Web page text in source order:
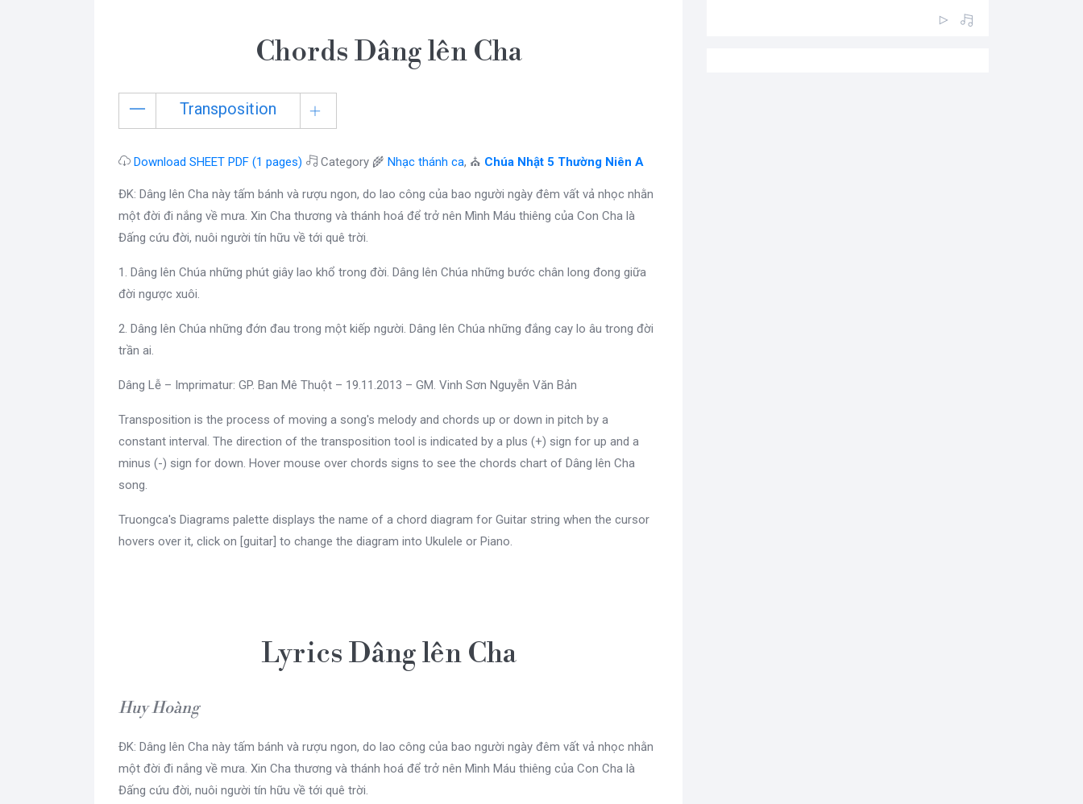
Chords Dâng lên Cha
Transposition
Download SHEET PDF (1 pages) Category 🌾 Nhạc thánh ca, ⛪ Chúa Nhật 5 Thường Niên A
ĐK: Dâng lên Cha này tấm bánh và rượu ngon, do lao công của bao người ngày đêm vất vả nhọc nhằn
một đời đi nắng về mưa. Xin Cha thương và thánh hoá để trở nên Mình Máu thiêng của Con Cha là
Đấng cứu đời, nuôi người tín hữu về tới quê trời.
1. Dâng lên Chúa những phút giây lao khổ trong đời. Dâng lên Chúa những bước chân long đong giữa
đời ngược xuôi.
2. Dâng lên Chúa những đớn đau trong một kiếp người. Dâng lên Chúa những đắng cay lo âu trong đời
trần ai.
Dâng Lễ – Imprimatur: GP. Ban Mê Thuột – 19.11.2013 – GM. Vinh Sơn Nguyễn Văn Bản
Transposition is the process of moving a song's melody and chords up or down in pitch by a
constant interval. The direction of the transposition tool is indicated by a plus (+) sign for up and a
minus (-) sign for down. Hover mouse over chords signs to see the chords chart of Dâng lên Cha
song.
Truongca's Diagrams palette displays the name of a chord diagram for Guitar string when the cursor
hovers over it, click on [guitar] to change the diagram into Ukulele or Piano.
Lyrics Dâng lên Cha
Huy Hoàng
ĐK: Dâng lên Cha này tấm bánh và rượu ngon, do lao công của bao người ngày đêm vất vả nhọc nhằn
một đời đi nắng về mưa. Xin Cha thương và thánh hoá để trở nên Mình Máu thiêng của Con Cha là
Đấng cứu đời, nuôi người tín hữu về tới quê trời.